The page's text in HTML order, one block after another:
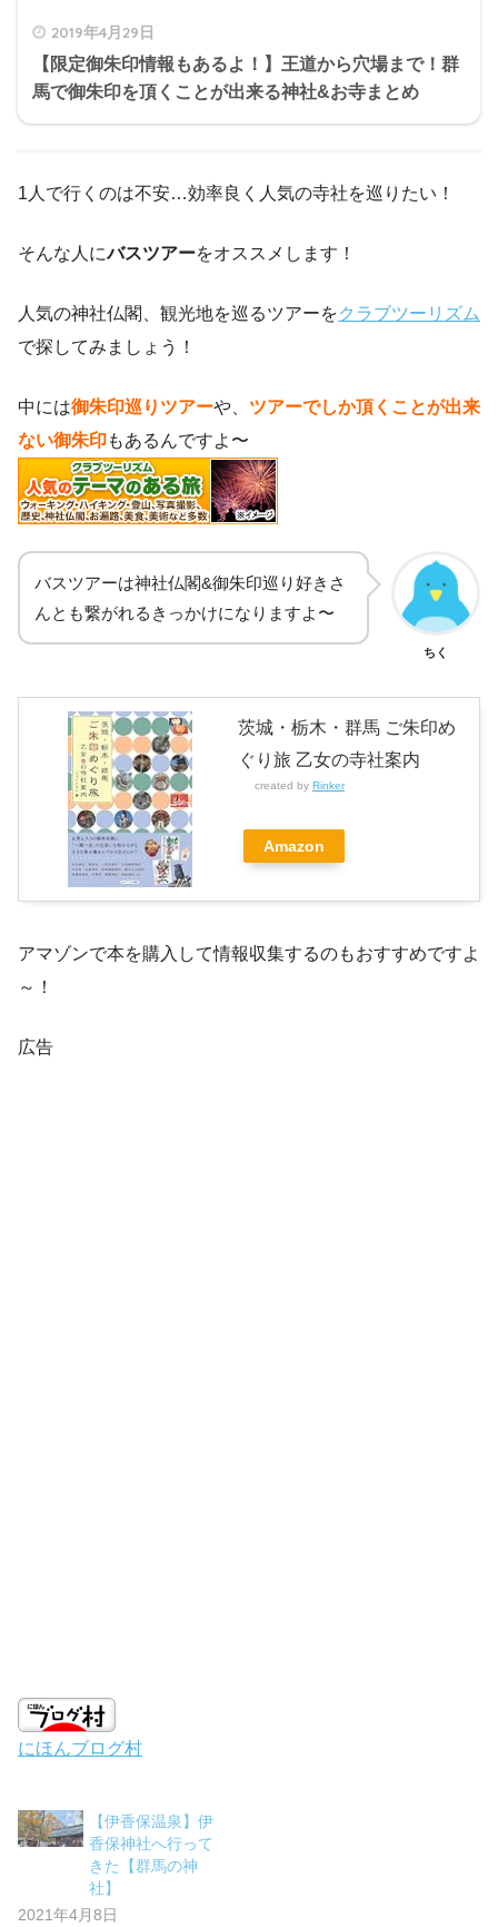
2019年4月29日
【限定御朱印情報もあるよ！】王道から穴場まで！群
馬で御朱印を頂くことが出来る神社&お寺まとめ
1人で行くのは不安…効率良く人気の寺社を巡りたい！
そんな人にバスツアーをオススメします！
人気の神社仏閣、観光地を巡るツアーをクラブツーリズム
で探してみましょう！
中には御朱印巡りツアーや、 ツアーでしか頂くことが出来
ない御朱印もあるんですよ〜
バスツアーは神社仏閣&御朱印巡り好きさ
んとも繋がれるきっかけになりますよ〜
ちく
茨城・栃木・群馬 ご朱印め
ぐり旅 乙女の寺社案内
created by Rinker
Amazon
アマゾンで本を購入して情報収集するのもおすすめですよ
～！
広告
にほんブログ村
【伊香保温泉】伊
香保神社へ行って
きた【群馬の神
社】
2021年4月8日